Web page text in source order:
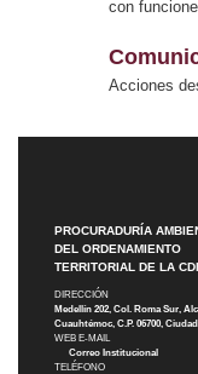
con
Acciones
PROCURADURÍA
DEL ORDENAMIENTO
TERRITORIAL DE LA
DIRECCIÓN
Medellín 202, Col. Roma Sur,
Cuauhtémoc, C.P. 06700,
WEB E-MAIL
Correo Institucional
TELÉFONO